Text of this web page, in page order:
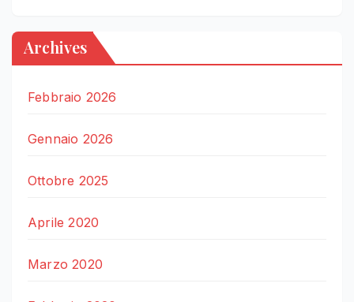
Archives
Febbraio 2026
Gennaio 2026
Ottobre 2025
Aprile 2020
Marzo 2020